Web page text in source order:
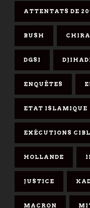
ATTENTATS DE
BUSH
DGSI
ENQUÊTES
ETAT ISLAMIQUE
EXÉCUTIONS
HOLLANDE
JUSTICE
MACRON